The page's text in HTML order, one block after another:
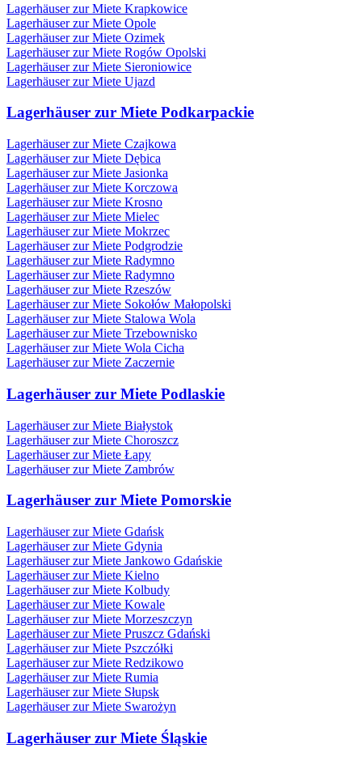
Lagerhäuser zur Miete Krapkowice
Lagerhäuser zur Miete Opole
Lagerhäuser zur Miete Ozimek
Lagerhäuser zur Miete Rogów Opolski
Lagerhäuser zur Miete Sieroniowice
Lagerhäuser zur Miete Ujazd
Lagerhäuser zur Miete Podkarpackie
Lagerhäuser zur Miete Czajkowa
Lagerhäuser zur Miete Dębica
Lagerhäuser zur Miete Jasionka
Lagerhäuser zur Miete Korczowa
Lagerhäuser zur Miete Krosno
Lagerhäuser zur Miete Mielec
Lagerhäuser zur Miete Mokrzec
Lagerhäuser zur Miete Podgrodzie
Lagerhäuser zur Miete Radymno
Lagerhäuser zur Miete Radymno
Lagerhäuser zur Miete Rzeszów
Lagerhäuser zur Miete Sokołów Małopolski
Lagerhäuser zur Miete Stalowa Wola
Lagerhäuser zur Miete Trzebownisko
Lagerhäuser zur Miete Wola Cicha
Lagerhäuser zur Miete Zaczernie
Lagerhäuser zur Miete Podlaskie
Lagerhäuser zur Miete Białystok
Lagerhäuser zur Miete Choroszcz
Lagerhäuser zur Miete Łapy
Lagerhäuser zur Miete Zambrów
Lagerhäuser zur Miete Pomorskie
Lagerhäuser zur Miete Gdańsk
Lagerhäuser zur Miete Gdynia
Lagerhäuser zur Miete Jankowo Gdańskie
Lagerhäuser zur Miete Kielno
Lagerhäuser zur Miete Kolbudy
Lagerhäuser zur Miete Kowale
Lagerhäuser zur Miete Morzeszczyn
Lagerhäuser zur Miete Pruszcz Gdański
Lagerhäuser zur Miete Pszczółki
Lagerhäuser zur Miete Redzikowo
Lagerhäuser zur Miete Rumia
Lagerhäuser zur Miete Słupsk
Lagerhäuser zur Miete Swarożyn
Lagerhäuser zur Miete Śląskie